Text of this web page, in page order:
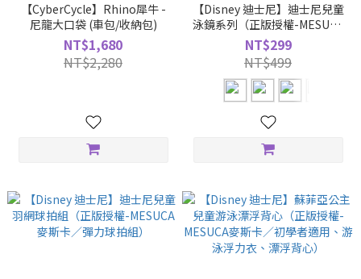
【CyberCycle】Rhino犀牛 -
尼龍大口袋 (車包/收納包)
NT$1,680
NT$2,280
【Disney 迪士尼】迪士尼兒童
泳鏡系列（正版授權-MESUCA
麥斯卡／游泳蛙鏡、防霧蛙
鏡、游泳護目鏡）
NT$299
NT$499